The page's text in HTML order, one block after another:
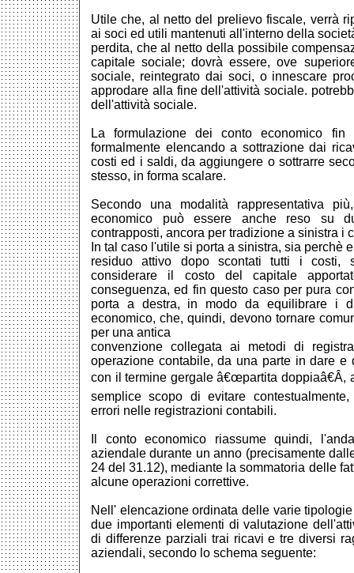
Utile che, al netto del prelievo fiscale, verrà
ai soci ed utili mantenuti all'interno della
perdita, che al netto della possibile
capitale sociale; dovrà essere, ove
sociale, reintegrato dai soci, o innescare
approdare alla fine dell'attività sociale.
dell'attività sociale.
La formulazione dei conto economico
formalmente elencando a sottrazione dai
costi ed i saldi, da aggiungere o sottrarre
stesso, in forma scalare.
Secondo una modalità rappresentativa
economico può essere anche reso su
contrapposti, ancora per tradizione a sinistra i
In tal caso l'utile si porta a sinistra, sia perchè
residuo attivo dopo scontati tutti i
considerare il costo del capitale
conseguenza, ed fin questo caso per pura
porta a destra, in modo da equilibrare i
economico, che, quindi, devono tornare
per una antica
convenzione collegata ai metodi di
operazione contabile, da una parte in dare e
con il termine gergale â€œpartita doppiaâ€Â,
semplice scopo di evitare
errori nelle registrazioni contabili.
Il conto economico riassume quindi,
aziendale durante un anno (precisamente
24 del 31.12), mediante la sommatoria delle
alcune operazioni correttive.
Nell' elencazione ordinata delle varie
due importanti elementi di valutazione
di differenze parziali trai ricavi e tre diversi
aziendali, secondo lo schema seguente: